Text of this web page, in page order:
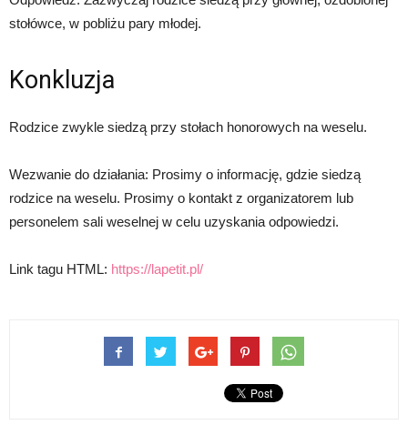
stołówce, w pobliżu pary młodej.
Konkluzja
Rodzice zwykle siedzą przy stołach honorowych na weselu.
Wezwanie do działania: Prosimy o informację, gdzie siedzą
rodzice na weselu. Prosimy o kontakt z organizatorem lub
personelem sali weselnej w celu uzyskania odpowiedzi.
Link tagu HTML: https://lapetit.pl/